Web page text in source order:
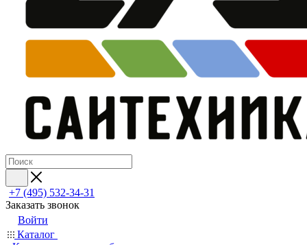
+7 (495) 532‑34‑31
Заказать звонок
Войти
Каталог